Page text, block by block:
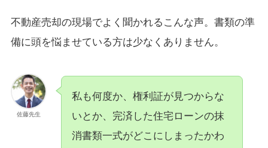
不動産売却の現場でよく聞かれるこんな声。書類の準
備に頭を悩ませている方は少なくありません。
佐藤先生
私も何度か、権利証が見つからな
いとか、完済した住宅ローンの抹
消書類一式がどこにしまったかわ